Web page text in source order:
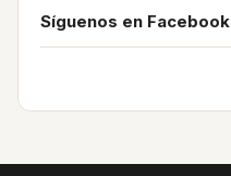
Síguenos en Facebook